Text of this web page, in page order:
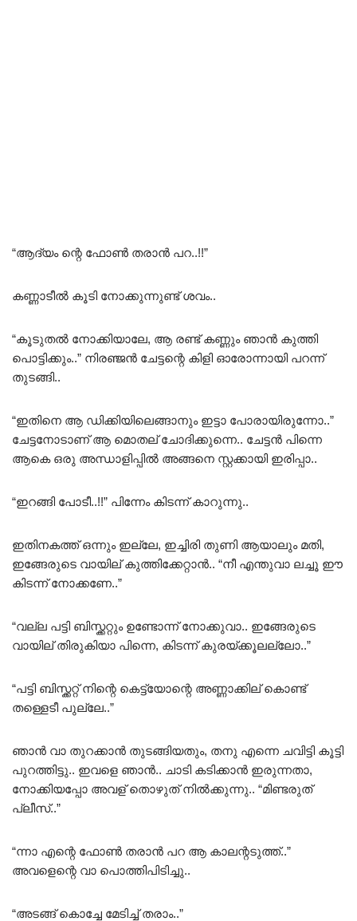
“ആദ്യം ന്റെ ഫോൺ തരാൻ പറ..!!”
കണ്ണാടീൽ കൂടി നോക്കുന്നുണ്ട് ശവം..
“കൂടുതൽ നോക്കിയാലേ, ആ രണ്ട് കണ്ണും ഞാൻ കുത്തി
പൊട്ടിക്കും..” നിരഞ്ജൻ ചേട്ടന്റെ കിളി ഓരോന്നായി പറന്ന്
തുടങ്ങി..
“ഇതിനെ ആ ഡിക്കിയിലെങ്ങാനും ഇട്ടാ പോരായിരുന്നോ..”
ചേട്ടനോടാണ് ആ മൊതല് ചോദിക്കുന്നെ.. ചേട്ടൻ പിന്നെ
ആകെ ഒരു അന്ധാളിപ്പിൽ അങ്ങനെ സ്റ്റക്കായി ഇരിപ്പാ..
“ഇറങ്ങി പോടീ..!!” പിന്നേം കിടന്ന് കാറുന്നു..
ഇതിനകത്ത് ഒന്നും ഇല്ലേ, ഇച്ചിരി തുണി ആയാലും മതി,
ഇങ്ങേരുടെ വായില് കുത്തിക്കേറ്റാൻ.. “നീ എന്തുവാ ലച്ചൂ ഈ
കിടന്ന് നോക്കണേ..”
“വല്ല പട്ടി ബിസ്ക്കറ്റും ഉണ്ടോന്ന് നോക്കുവാ.. ഇങ്ങേരുടെ
വായില് തിരുകിയാ പിന്നെ, കിടന്ന് കുരയ്‌ക്കൂലല്ലോ..”
“പട്ടി ബിസ്ക്കറ്റ് നിന്റെ കെട്ട്യോന്റെ അണ്ണാക്കില് കൊണ്ട്
തള്ളെടീ പുല്ലേ..”
ഞാൻ വാ തുറക്കാൻ തുടങ്ങിയതും, തനു എന്നെ ചവിട്ടി കൂട്ടി
പുറത്തിട്ടു.. ഇവളെ ഞാൻ.. ചാടി കടിക്കാൻ ഇരുന്നതാ,
നോക്കിയപ്പോ അവള് തൊഴുത് നിൽക്കുന്നു.. “മിണ്ടരുത്
പ്ലീസ്..”
“ന്നാ എന്റെ ഫോൺ തരാൻ പറ ആ കാലന്റടുത്ത്..”
അവളെന്റെ വാ പൊത്തിപിടിച്ചു..
“അടങ്ങ് കൊച്ചേ മേടിച്ച് തരാം..”